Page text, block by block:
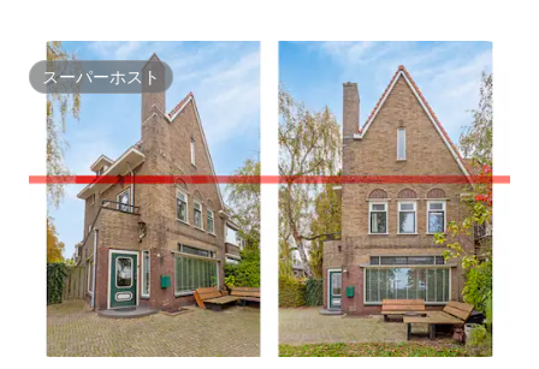
スーパーホスト
スーパーホスト